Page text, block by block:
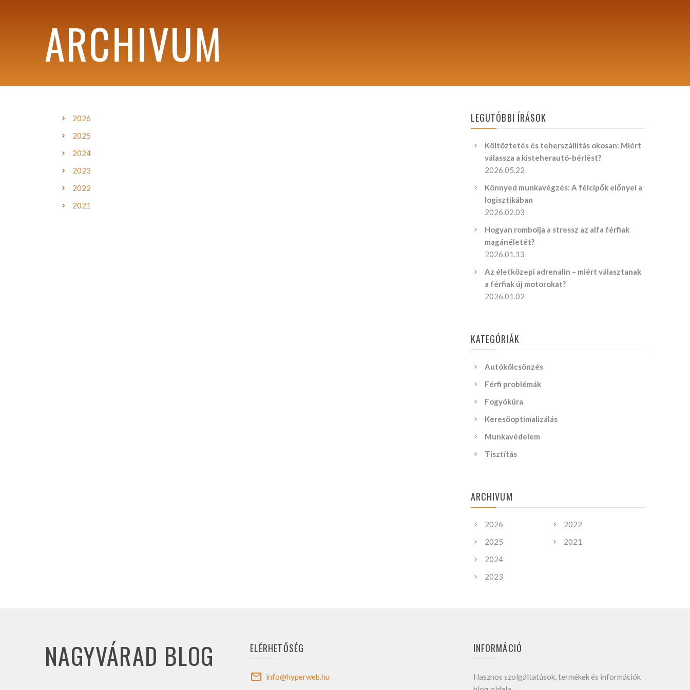
ARCHIVUM
2026
2025
2024
2023
2022
2021
LEGUTÓBBI ÍRÁSOK
Költöztetés és teherszállítás okosan: Miért
válassza a kisteherautó-bérlést?
2026.05.22
Könnyed munkavégzés: A félcipők előnyei a
logisztikában
2026.02.03
Hogyan rombolja a stressz az alfa férfiak
magánéletét?
2026.01.13
Az életközepi adrenalin – miért választanak
a férfiak új motorokat?
2026.01.02
KATEGÓRIÁK
Autókölcsönzés
Férfi problémák
Fogyókúra
Keresőoptimalizálás
Munkavédelem
Tisztítás
ARCHIVUM
2026
2025
2024
2023
2022
2021
INFORMÁCIÓ
Hasznos szolgáltatások, termékek és információk
ELÉRHETŐSÉG
info@hyperweb.hu
NAGYVÁRAD BLOG